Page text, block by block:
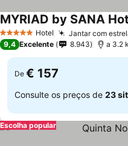
5 Estrelas Hotel Jantar com
MYRIAD by SANA
9,4 Excelente 8.943 a 3.2
De € 157
Consulte os preços de 23
Escolha popular